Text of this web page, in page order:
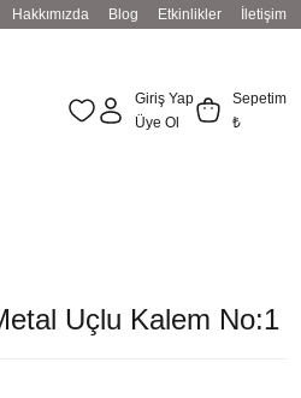
Hakkımızda Blog Etkinlikler İletişim
Giriş Yap
Üye Ol
Sepetim
₺
Uçlu Kalem No:1